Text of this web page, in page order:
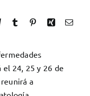
el 24, 25 y 26 de
a